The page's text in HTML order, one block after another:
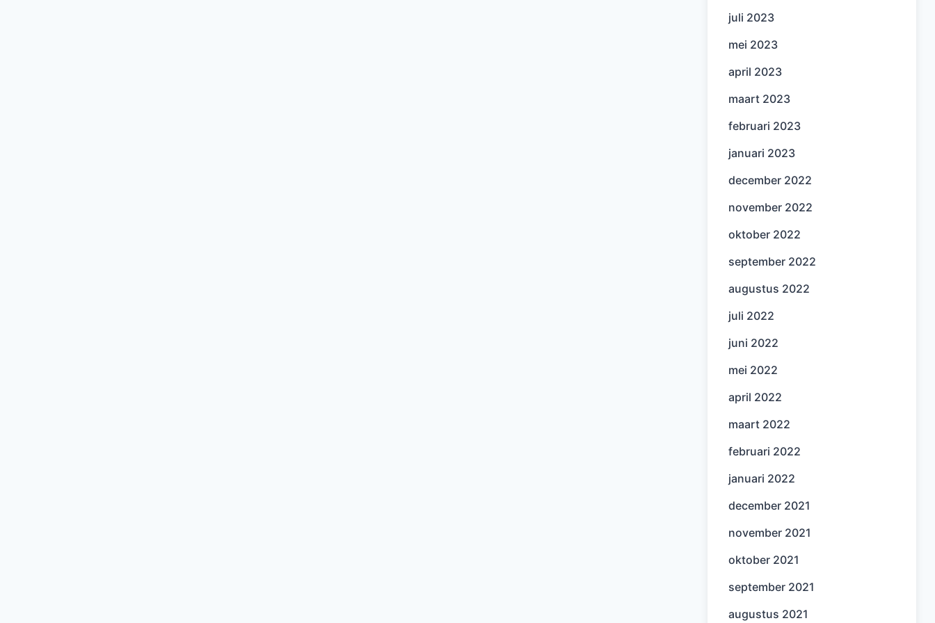
juli 2023
mei 2023
april 2023
maart 2023
februari 2023
januari 2023
december 2022
november 2022
oktober 2022
september 2022
augustus 2022
juli 2022
juni 2022
mei 2022
april 2022
maart 2022
februari 2022
januari 2022
december 2021
november 2021
oktober 2021
september 2021
augustus 2021